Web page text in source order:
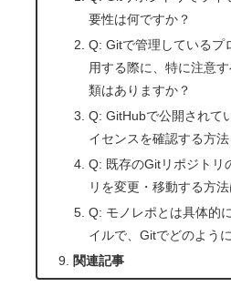
要性は何ですか？
Q: Gitで管理しているプ
用する際に、特に注意
類はありますか？
Q: GitHubで公開されて
イセンスを確認する方法
Q: 既存のGitリポジトリ
リを変更・移動する方
Q: モノレポとは具体的
イルで、Gitでどのよう
関連記事